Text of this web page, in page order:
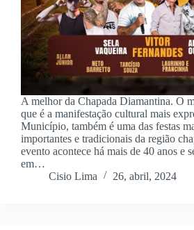
A melhor da Chapada Diamantina. O
que é a manifestação cultural mais
Município, também é uma das festas
importantes e tradicionais da região
evento acontece há mais de 40 anos e
em…
Cisio Lima
26, abril, 2024